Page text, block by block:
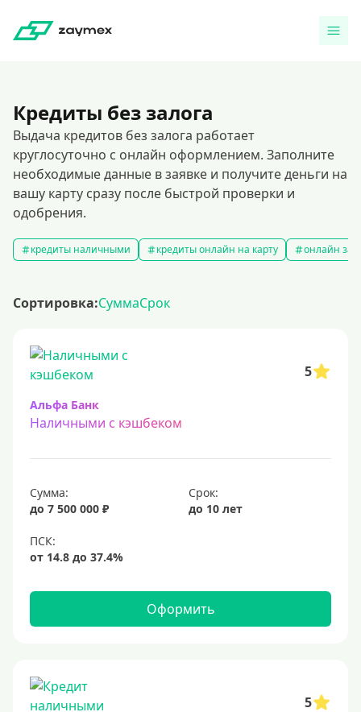
Кредиты без залога
Выдача кредитов без залога работает
круглосуточно с онлайн оформлением. Заполните
необходимые данные в заявке и получите деньги на
вашу карту сразу после быстрой проверки и
одобрения.
кредиты наличными кредиты онлайн на карту онлайн
Сортировка:СуммаСрок
5
Альфа Банк
Наличными с кэшбеком
Сумма:
до 7 500 000 ₽
Срок:
до 10 лет
Оформить
5